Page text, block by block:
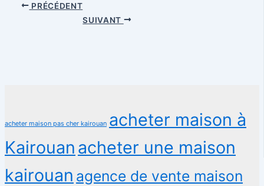
PRÉCÉDENT
SUIVANT
acheter maison pas cher kairouan acheter maison à
Kairouan acheter une maison
kairouan agence de vente maison